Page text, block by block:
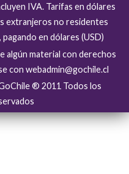
IVA. Tarifas en dólares
extranjeros no residentes
en dólares (USD)
algún material con derechos
con webadmin@gochile.cl
® 2011 Todos los